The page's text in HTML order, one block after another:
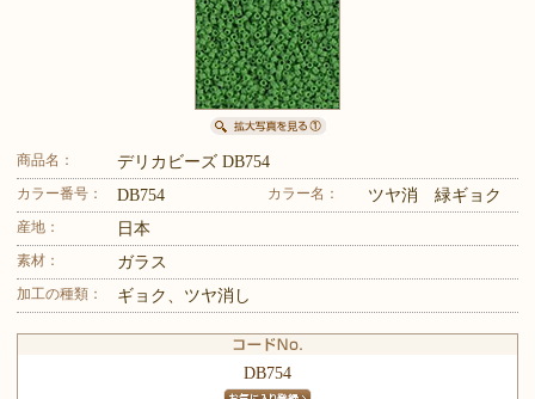
商品名： デリカビーズ DB754
カラー番号： DB754 カラー名： ツヤ消 緑ギョク
産地： 日本
素材： ガラス
加工の種類： ギョク、ツヤ消し
DB754